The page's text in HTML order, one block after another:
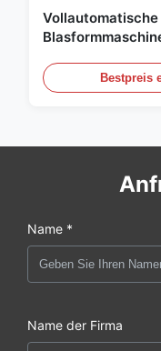
Vollautomatische
PE-FlaschenBestpreis
Name *
Name der Firma